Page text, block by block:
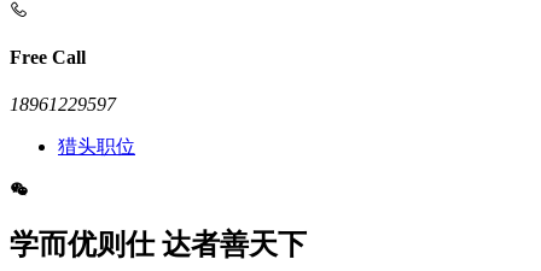
Free Call
18961229597
猎头职位
学而优则仕 达者善天下